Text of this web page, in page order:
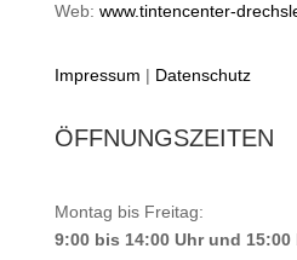
Web: www.tintencenter-
Impressum | Datenschutz
ÖFFNUNGSZEITEN
Montag bis Freitag:
9:00 bis 14:00 Uhr und 15:00